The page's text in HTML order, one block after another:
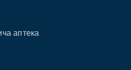
аптека